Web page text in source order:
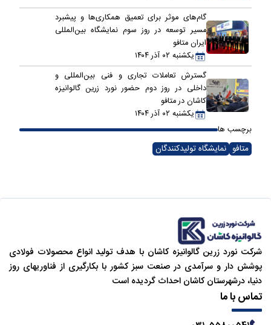
گام‌های موثر برای تعمیق همکاری‌ها و پیشبرد
مسیر توسعه در روز سوم نمایشگاه بین‌المللی
ایران متافو
یکشنبه ۰۲ آذر ۱۴۰۴
گسترش تعاملات تجاری و فنی بین‌المللی و
داخلی در روز دوم حضور نورد زرین گالوانیزه
کاشان در متافو
یکشنبه ۰۲ آذر ۱۴۰۴
برچسب ها
متافو نمایشگاه تولیدکنندگان
شركت نورد زرین گالوانیزه کاشان با هدف تولید انواع محصولات فولادی
پوشش دار و سرآمدی در صنعت سبز کشور با بکارگیری از فناوریهای روز
دنیا، درشهرستان کاشان احداث گردیده است
تماس با ما